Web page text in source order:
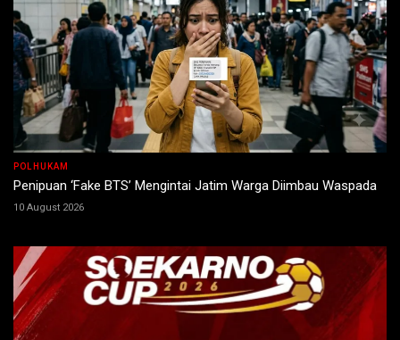
POLHUKAM
Penipuan ‘Fake BTS’ Mengintai Jatim Warga Diimbau Waspada
10 August 2026